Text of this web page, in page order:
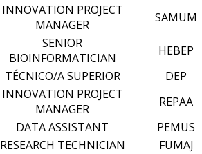
INNOVATION PROJECT
MANAGER
SAMUM
SENIOR
BIOINFORMATICIAN
HEBEP
TÉCNICO/A SUPERIOR
DEP
INNOVATION PROJECT
MANAGER
REPAA
DATA ASSISTANT
PEMUS
RESEARCH TECHNICIAN FUMAJ